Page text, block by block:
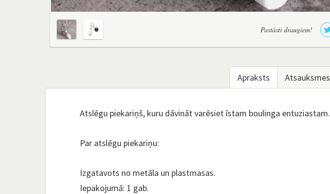
Pastāsti draugiem!
Apraksts Atsauksmes
Atslēgu piekariņš, kuru dāvināt varēsiet īstam boulinga entuziastam.
Par atslēgu piekariņu:
Izgatavots no metāla un plastmasas.
Iepakojumā: 1 gab.